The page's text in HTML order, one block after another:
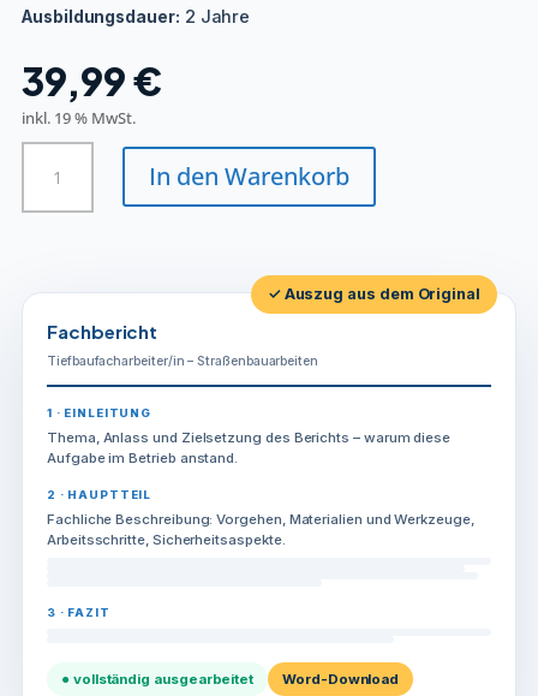
Ausbildungsdauer: 2 Jahre
39,99€
inkl. 19 % MwSt.
Tiefbaufacharbeiter/in
Straßenbauarbeiten
In den Warenkorb
✓ Auszug aus dem Original
Fachbericht
Tiefbaufacharbeiter/in – Straßenbauarbeiten
1 · EINLEITUNG
Thema, Anlass und Zielsetzung des Berichts – warum diese
Aufgabe im Betrieb anstand.
2 · HAUPTTEIL
Fachliche Beschreibung: Vorgehen, Materialien und Werkzeuge,
Arbeitsschritte, Sicherheitsaspekte.
3 · FAZIT
● vollständig ausgearbeitet Word-Download